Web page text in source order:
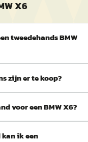
X6
tweedehands BMW
zijn er te koop?
voor een BMW X6?
ik een